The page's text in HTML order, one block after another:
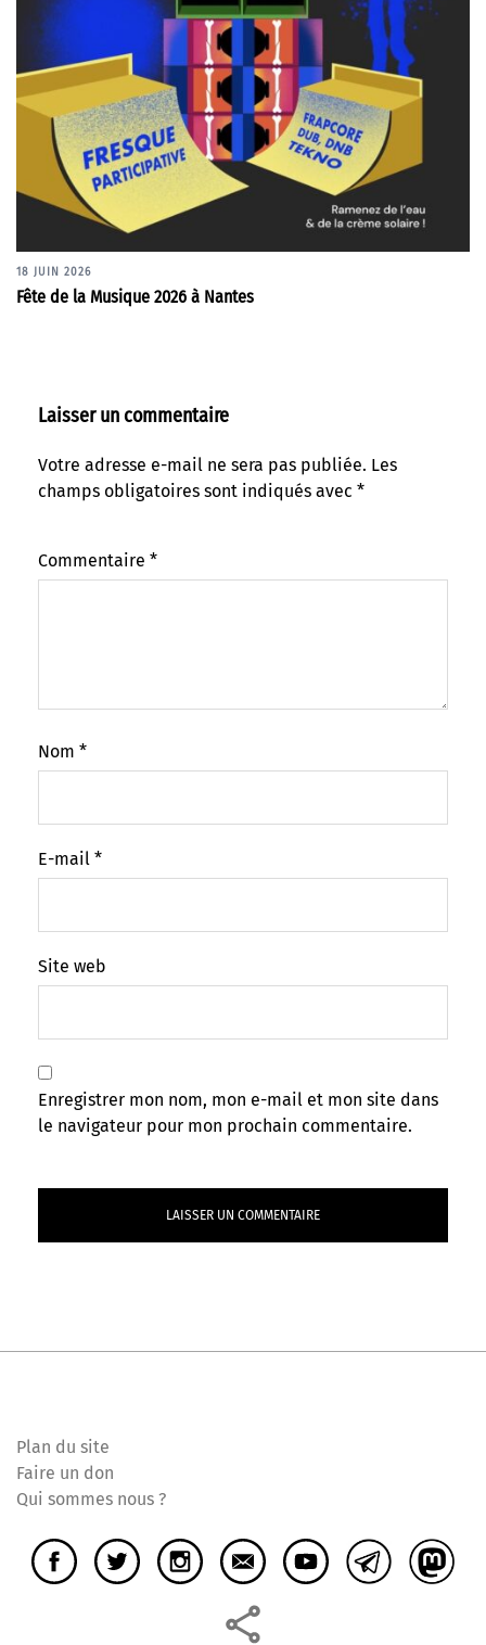
18 JUIN 2026
Fête de la Musique 2026 à Nantes
Laisser un commentaire
Votre adresse e-mail ne sera pas publiée. Les
champs obligatoires sont indiqués avec *
Commentaire *
Nom *
E-mail *
Site web
Enregistrer mon nom, mon e-mail et mon site dans
le navigateur pour mon prochain commentaire.
Plan du site
Faire un don
Qui sommes nous ?